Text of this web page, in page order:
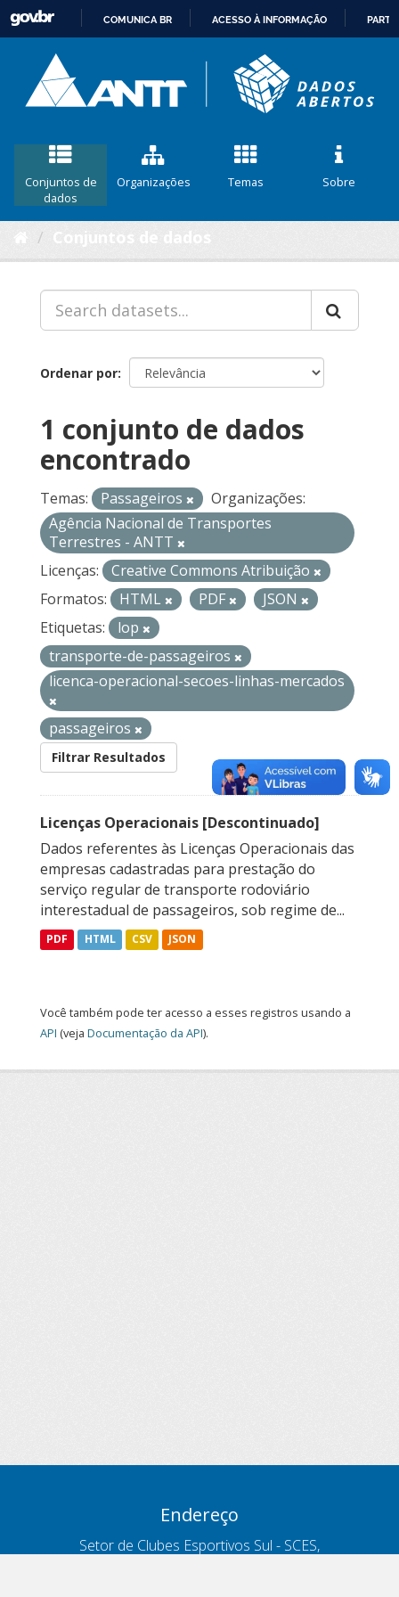
CONTEÚDO
COMUNICA BR ACESSO À INFORMAÇÃO
Conjuntos de
dados
Organizações Temas Sobre
Ordenar por
1 conjunto de dados
encontrado
Temas: Passageiros
Organizações:
Agência Nacional de Transportes
Terrestres - ANTT
Licenças:
Creative Commons Atribuição
Formatos:
HTML PDF
JSON
Etiquetas:
lop
transporte-de-passageiros
licenca-operacional-secoes-linhas-mercados
passageiros
Filtrar Resultados
Licenças Operacionais [Descontinuado]
Dados referentes às Licenças Operacionais das
empresas cadastradas para prestação do
serviço regular de transporte rodoviário
interestadual de passageiros, sob regime de...
PDF HTML CSV JSON
Você também pode ter acesso a esses registros usando a
API (veja Documentação da API).
Endereço
Setor de Clubes Esportivos Sul - SCES,